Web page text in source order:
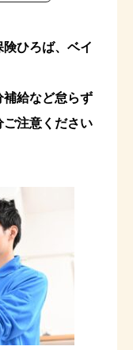
ひろば、ベイ
給など怠らず
注意ください